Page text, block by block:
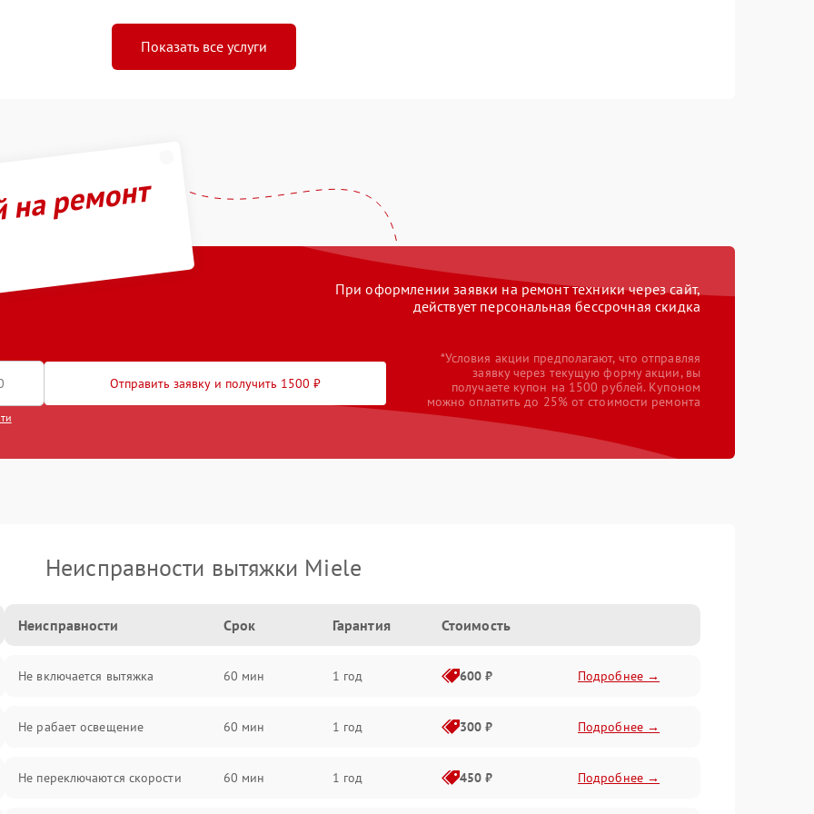
Показать все услуги
ремонт
При оформлении заявки на ремонт техники через сайт,
действует персональная бессрочная скидка
Отправить заявку и получить 1500 ₽
*Условия акции предполагают, что отправляя
заявку через текущую форму акции, вы
получаете купон на 1500 рублей. Купоном
можно оплатить до 25% от стоимости ремонта
Неисправности вытяжки Miele
Неисправности Срок Гарантия Стоимость
Не включается вытяжка 60 мин 1 год 600 ₽ Подробнее →
Не рабает освещение 60 мин 1 год 300 ₽ Подробнее →
Не переключаются скорости 60 мин 1 год 450 ₽ Подробнее →